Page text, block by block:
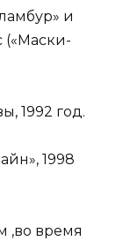
и
(«Маски-
1992 год.
1998
,во время